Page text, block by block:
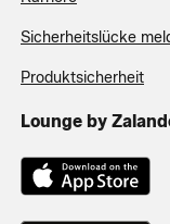
Sicherheitslücke
Produktsicherheit
Lounge by